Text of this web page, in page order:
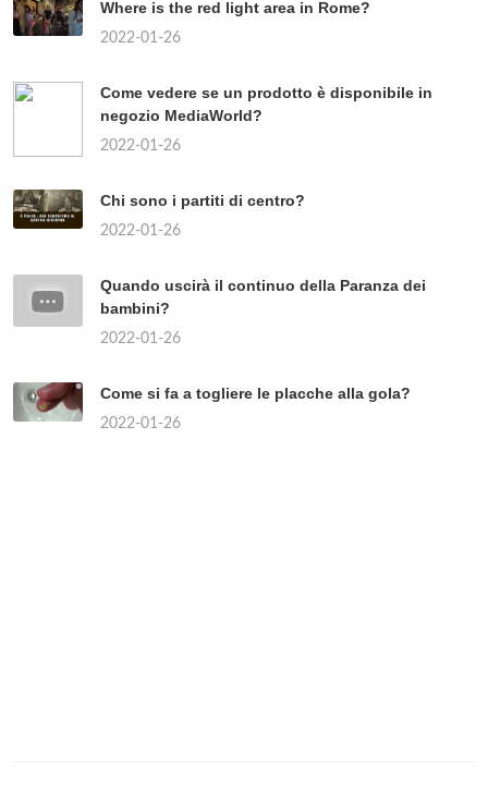
Where is the red light area in Rome?
2022-01-26
Come vedere se un prodotto è disponibile in
negozio MediaWorld?
2022-01-26
Chi sono i partiti di centro?
2022-01-26
Quando uscirà il continuo della Paranza dei
bambini?
2022-01-26
Come si fa a togliere le placche alla gola?
2022-01-26